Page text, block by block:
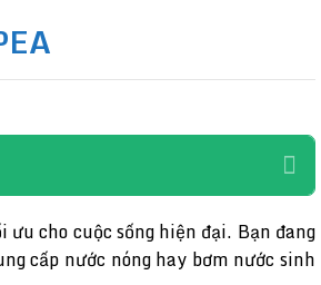
cho cuộc sống hiện đại. Bạn đang
cấp nước nóng hay bơm nước sinh